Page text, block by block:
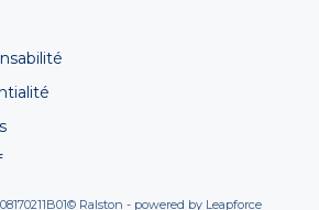
© Ralston - powered by Leapforce